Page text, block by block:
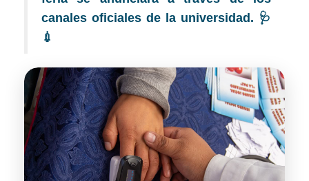
canales oficiales de la universidad. 🩺
💉